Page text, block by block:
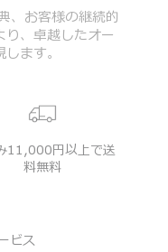
、お客様の継続的
、卓越したオー
ます。
11,000円以上で送
料無料
ビス